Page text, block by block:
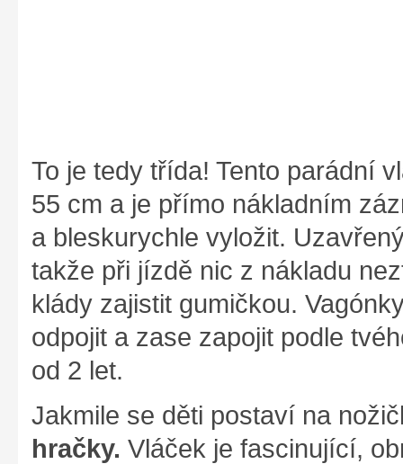
To je tedy třída! Tento parádní
55 cm a je přímo nákladním
a bleskurychle vyložit.
takže při jízdě nic z nákladu
klády zajistit gumičkou.
odpojit a zase zapojit podle
od 2 let.
Jakmile se děti postaví na
hračky. Vláček je fascinující,